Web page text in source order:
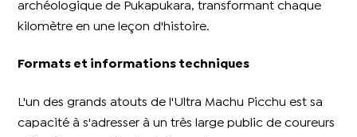
archéologique de Pukapukara, transformant chaque
kilomètre en une leçon d'histoire.
Formats et informations techniques
L'un des grands atouts de l'Ultra Machu Picchu est sa
capacité à s'adresser à un très large public de coureurs